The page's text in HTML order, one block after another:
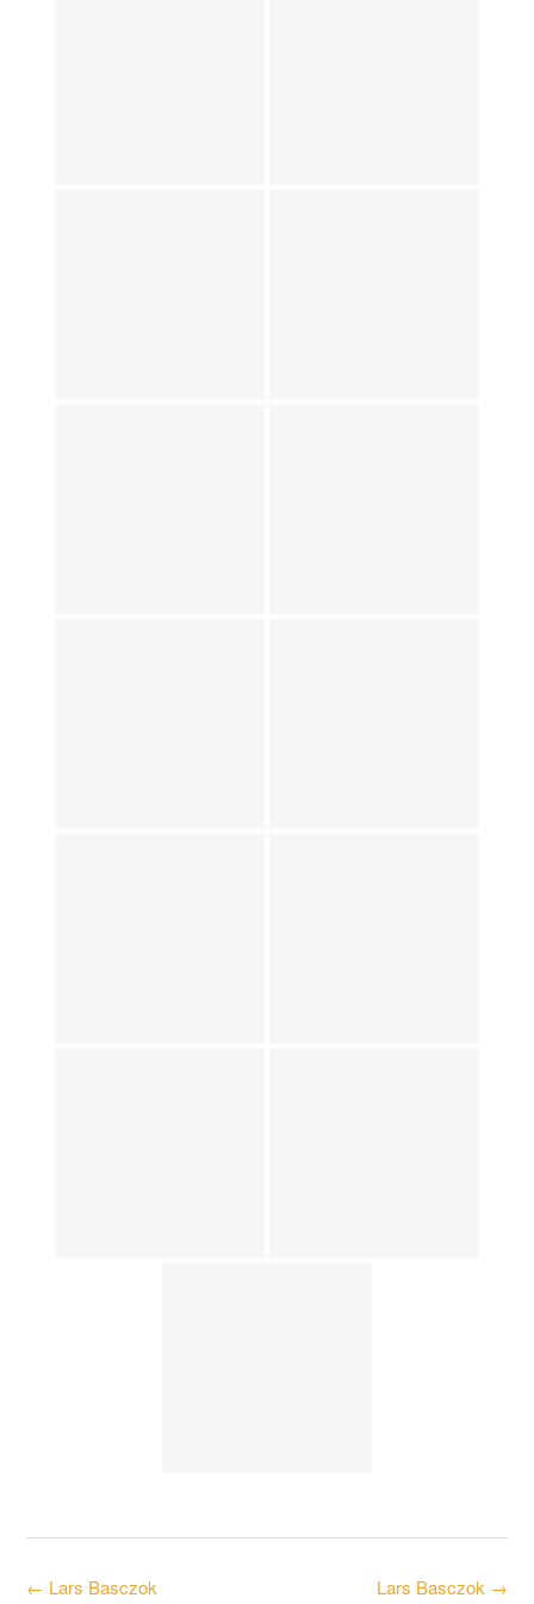
Post Lars Basczok →
← Lars Basczok